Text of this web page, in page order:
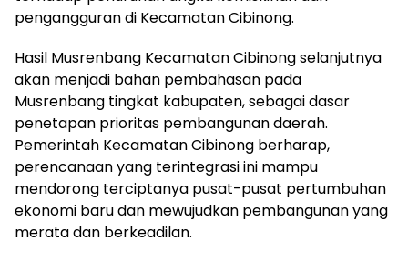
pengangguran di Kecamatan Cibinong.
Hasil Musrenbang Kecamatan Cibinong selanjutnya
akan menjadi bahan pembahasan pada
Musrenbang tingkat kabupaten, sebagai dasar
penetapan prioritas pembangunan daerah.
Pemerintah Kecamatan Cibinong berharap,
perencanaan yang terintegrasi ini mampu
mendorong terciptanya pusat-pusat pertumbuhan
ekonomi baru dan mewujudkan pembangunan yang
merata dan berkeadilan.